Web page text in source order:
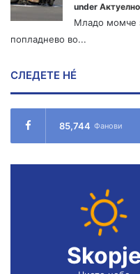
under Актуелно
Младо момче
попладнево во...
СЛЕДЕТЕ НÉ
85,744 Фанови
Skopje